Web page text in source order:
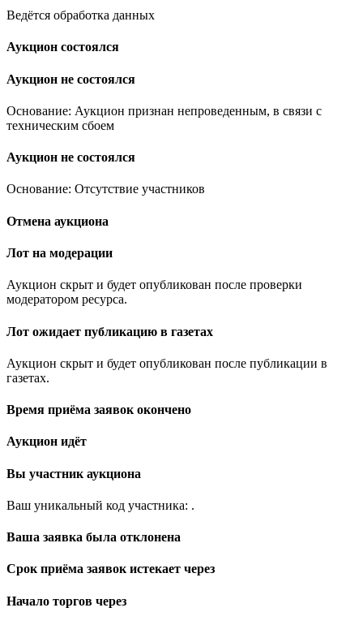
Ведётся обработка данных
Аукцион состоялся
Аукцион не состоялся
Основание: Аукцион признан непроведенным, в связи с
техническим сбоем
Аукцион не состоялся
Основание: Отсутствие участников
Отмена аукциона
Лот на модерации
Аукцион скрыт и будет опубликован после проверки
модератором ресурса.
Лот ожидает публикацию в газетах
Аукцион скрыт и будет опубликован после публикации в
газетах.
Время приёма заявок окончено
Аукцион идёт
Вы участник аукциона
Ваш уникальный код участника: .
Ваша заявка была отклонена
Срок приёма заявок истекает через
Начало торгов через